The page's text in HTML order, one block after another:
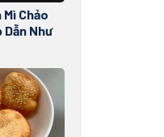
Chảo
Dẫn Như